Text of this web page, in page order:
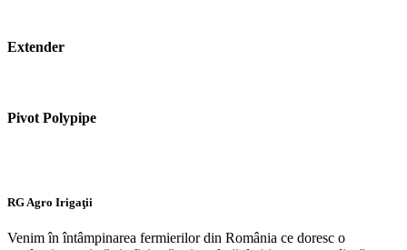
Extender
Pivot Polypipe
RG Agro Irigaţii
Venim în întâmpinarea fermierilor din România ce doresc o